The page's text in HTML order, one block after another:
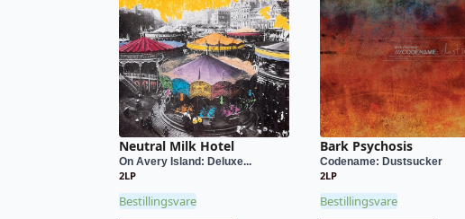
Neutral Milk Hotel
On Avery Island: Deluxe...
2LP
Bestillingsvare
Bark Psychosis
Codename: Dustsucker
2LP
Bestillingsvare